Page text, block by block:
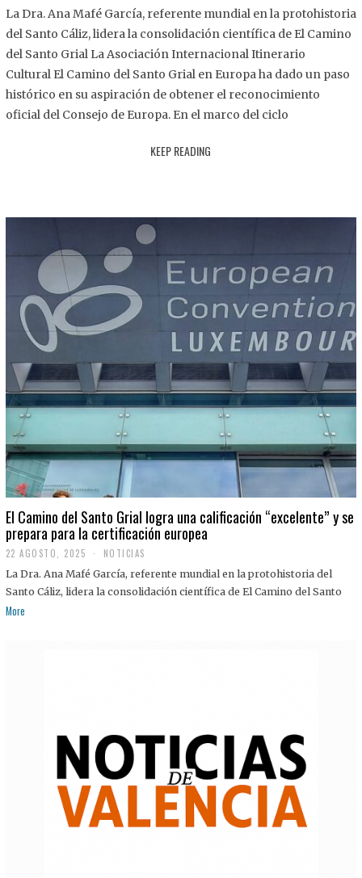
8
2
2
La Dra. Ana Mafé García, referente mundial en la protohistoria
del Santo Cáliz, lidera la consolidación científica de El Camino
del Santo Grial La Asociación Internacional Itinerario
Cultural El Camino del Santo Grial en Europa ha dado un paso
histórico en su aspiración de obtener el reconocimiento
oficial del Consejo de Europa. En el marco del ciclo
KEEP READING
El Camino del Santo Grial logra una calificación “excelente” y se
prepara para la certificación europea
22 AGOSTO, 2025
2
A
G
NOTICIAS
La Dra. Ana Mafé García, referente mundial en la protohistoria del
Santo Cáliz, lidera la consolidación científica de El Camino del Santo
More